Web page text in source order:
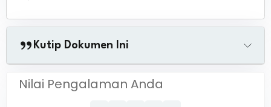
Kutip Dokumen Ini
Nilai Pengalaman Anda